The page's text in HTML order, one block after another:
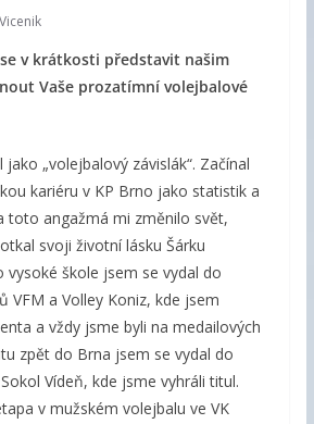
v krátkosti představit našim
Vaše prozatímní volejbalové
„volejbalový závislák“. Začínal
kariéru v KP Brno jako statistik a
toto angažmá mi změnilo svět,
svoji životní lásku Šárku
vysoké škole jsem se vydal do
VFM a Volley Koniz, kde jsem
a vždy jsme byli na medailových
zpět do Brna jsem se vydal do
Vídeň, kde jsme vyhráli titul.
v mužském volejbalu ve VK